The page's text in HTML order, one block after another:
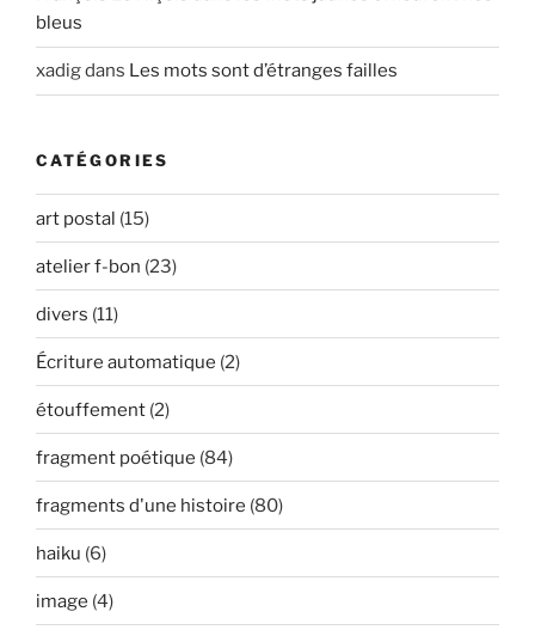
bleus
xadigdans Les mots sont d’étranges failles
CATÉGORIES
art postal (15)
atelier f-bon (23)
divers (11)
Écriture automatique (2)
étouffement (2)
fragment poétique (84)
fragments d'une histoire (80)
haiku (6)
image (4)